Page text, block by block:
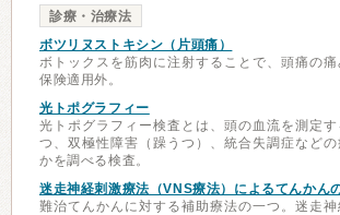
診療・治療法
ボツリヌストキシン（片頭痛）
ボトックスを筋肉に注射することで、頭痛の痛
保険適用外。
光トポグラフィー
光トポグラフィー検査とは、頭の血流を測定す
つ、双極性障害（躁うつ）、統合失調症などの
かを調べる検査。
迷走神経刺激療法（VNS療法）によるてんかん
難治てんかんに対する補助療法の一つ。迷走